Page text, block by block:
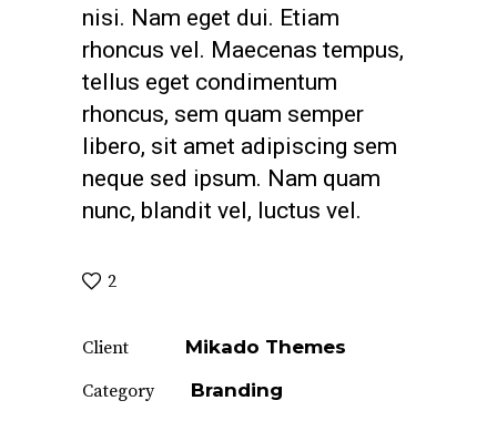
nisi. Nam eget dui. Etiam
rhoncus vel. Maecenas tempus,
tellus eget condimentum
rhoncus, sem quam semper
libero, sit amet adipiscing sem
neque sed ipsum. Nam quam
nunc, blandit vel, luctus vel.
2
Client
Mikado Themes
Category
Branding